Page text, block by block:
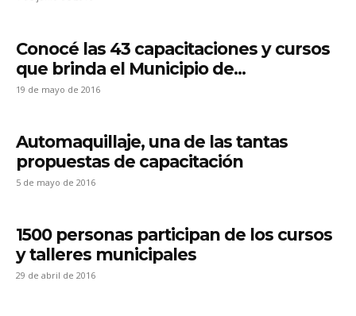
Conocé las 43 capacitaciones y cursos
que brinda el Municipio de...
19 de mayo de 2016
Automaquillaje, una de las tantas
propuestas de capacitación
5 de mayo de 2016
1500 personas participan de los cursos
y talleres municipales
29 de abril de 2016